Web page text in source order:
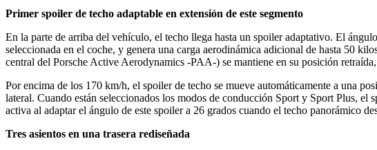
Primer spoiler de techo adaptable en extensión de este segmento
En la parte de arriba del vehículo, el techo llega hasta un spoiler adaptativo. El
seleccionada en el coche, y genera una carga aerodinámica adicional de hasta 50
central del Porsche Active Aerodynamics -PAA-) se mantiene en su posición
Por encima de los 170 km/h, el spoiler de techo se mueve automáticamente a una
lateral. Cuando están seleccionados los modos de conducción Sport y Sport Plus,
activa al adaptar el ángulo de este spoiler a 26 grados cuando el techo panorámico
Tres asientos en una trasera rediseñada